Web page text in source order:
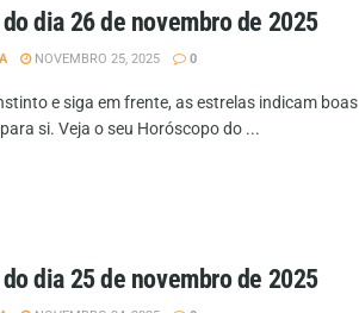
dia 26 de novembro de 2025
NOVEMBRO 25, 2025 0
e siga em frente, as estrelas indicam boas
si. Veja o seu Horóscopo do ...
dia 25 de novembro de 2025